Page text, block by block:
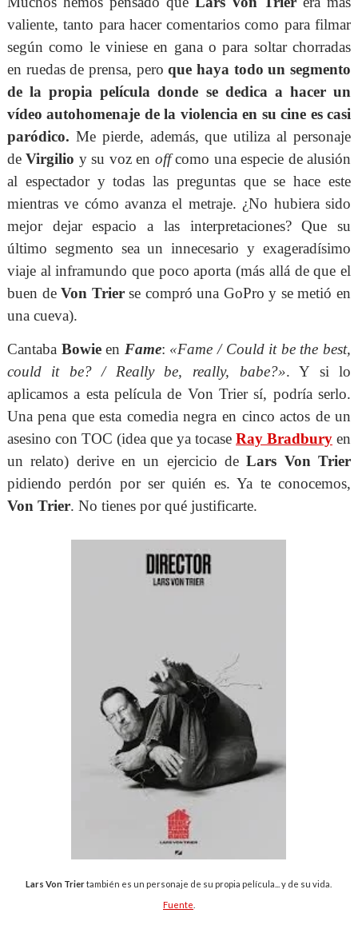
valiente, tanto para hacer comentarios como para filmar
según como le viniese en gana o para soltar chorradas
en ruedas de prensa, peroque haya todo un segmento
de la propia película donde se dedica a hacer un
vídeo autohomenaje de la violencia en su cine es casi
paródico. Me pierde, además, que utiliza al personaje
deVirgilio y su voz en offcomo una especie de alusión
al espectador y todas las preguntas que se hace este
mientras ve cómo avanza el metraje. ¿No hubiera sido
mejor dejar espacio a las interpretaciones? Que su
último segmento sea un innecesario y exageradísimo
viaje al inframundo que poco aporta (más allá de que el
buen deVon Trierse compró una GoPro y se metió en
una cueva).
Cantaba Bowieen Fame: «Fame / Could it be the best,
could it be? / Really be, really, babe?». Y si lo
aplicamos a esta película de Von Trier sí, podría serlo.
Una pena que esta comedia negra en cinco actos de un
asesino con TOC (idea que ya tocaseRay Bradbury en
un relato) derive en un ejercicio deLars Von Trier
pidiendo perdón por ser quién es. Ya te conocemos,
Von Trier. No tienes por qué justificarte.
Lars Von Triertambién es un personaje de su propia película... y de su vida.
Fuente